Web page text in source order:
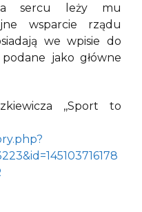
sercu leży mu
wsparcie rządu
we wpisie do
jako główne
,,Sport to